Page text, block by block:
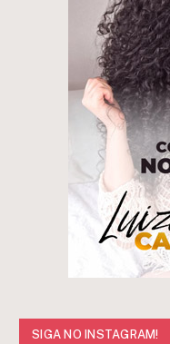
SIGA NO INSTAGRAM!